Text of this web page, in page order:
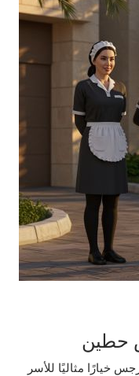
حطين
خيارًا مثاليًا للأسر